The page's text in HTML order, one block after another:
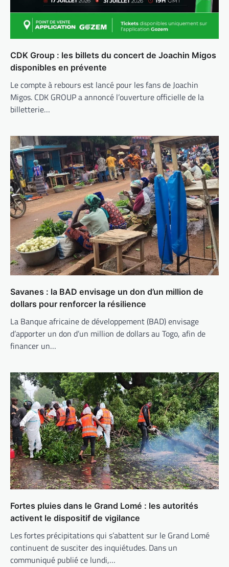
CDK Group : les billets du concert de Joachin Migos
disponibles en prévente
Le compte à rebours est lancé pour les fans de Joachin
Migos. CDK GROUP a annoncé l’ouverture officielle de la
billetterie…
Savanes : la BAD envisage un don d’un million de
dollars pour renforcer la résilience
La Banque africaine de développement (BAD) envisage
d’apporter un don d’un million de dollars au Togo, afin de
financer un…
Fortes pluies dans le Grand Lomé : les autorités
activent le dispositif de vigilance
Les fortes précipitations qui s’abattent sur le Grand Lomé
continuent de susciter des inquiétudes. Dans un
communiqué publié ce lundi,…